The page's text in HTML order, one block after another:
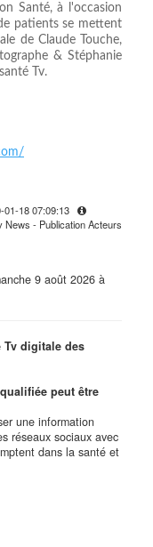
Santé, à l'occasion
patients se mettent
de Claude Touche,
& Stéphanie
Tv.
01-18 07:09:13
News - Publication Acteurs
9 août 2026 à
Tv digitale des
peut être
une information
réseaux sociaux avec
dans la santé et